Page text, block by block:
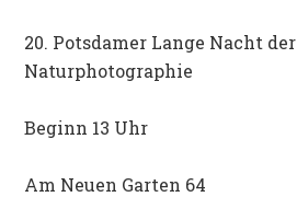
20. Potsdamer Lange Nacht der
Naturphotographie
Beginn 13 Uhr
Am Neuen Garten 64